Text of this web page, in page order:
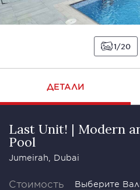
1 20
ДЕТАЛИ
Last Unit! | Modern
Pool
Jumeirah, Dubai
Стоимость Выберите